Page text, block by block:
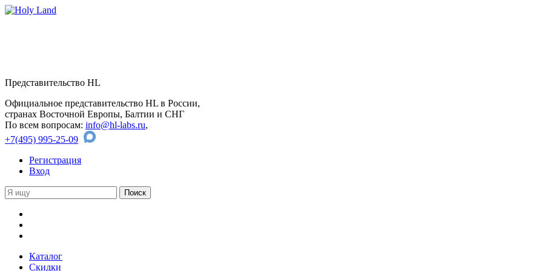
Представительство HL
Официальное представительство HL в России,
странах Восточной Европы, Балтии и СНГ
По всем вопросам: info@hl-labs.ru,
+7(495) 995-25-09
Регистрация
Вход
Каталог
Скидки